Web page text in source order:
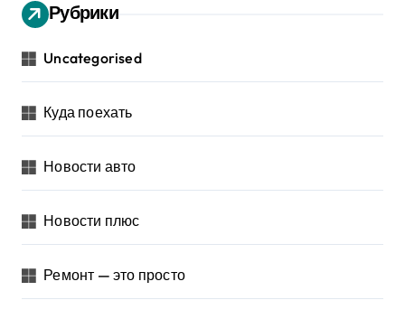
Рубрики
Uncategorised
Куда поехать
Новости авто
Новости плюс
Ремонт — это просто